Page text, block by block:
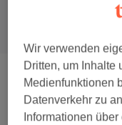
Haarschnitte (6)
Herrenhaarschnitte
Wir verwenden
Dritten, um Inhalte
Medienfunktionen
Datenverkehr zu
Informationen